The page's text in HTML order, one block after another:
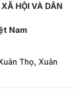
HỘI VÀ DÂN
Nam
Thọ, Xuân